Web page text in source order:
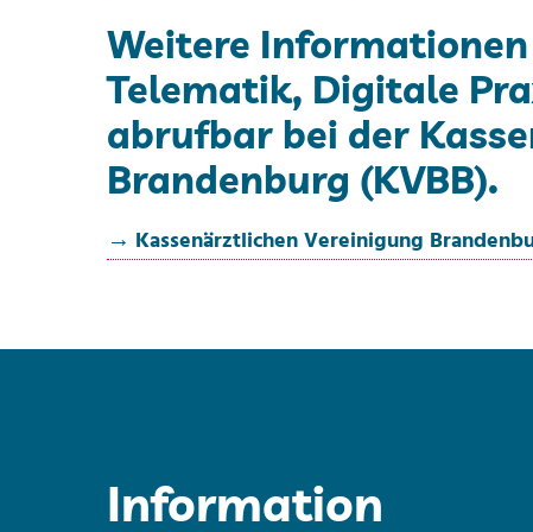
Weitere Informationen
Telematik, Digitale
abrufbar bei der
Brandenburg (KVBB).
Kassenärztlichen Vereinigung
Information